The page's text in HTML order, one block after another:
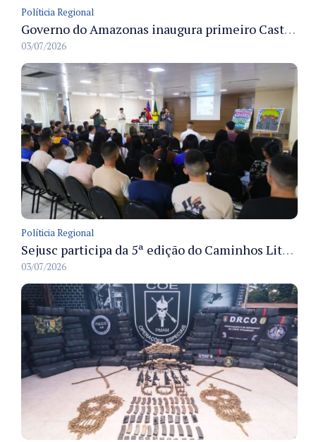
Políticia Regional
Governo do Amazonas inaugura primeiro Castramóvel Fluvial para atendimento veterinário às comunidades ribeirinhas e castração gratuita
03/07/2026
Políticia Regional
Sejusc participa da 5ª edição do Caminhos Literários com foco na cultura hip-hop nas unidades socioeducativas
03/07/2026